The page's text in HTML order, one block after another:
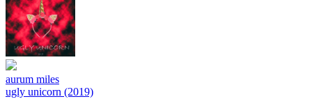
aurum miles
ugly unicorn (2019)